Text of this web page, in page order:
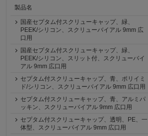
製品名
国産セプタム付スクリューキャップ、緑、
PEEK/シリコン、スクリューバイアル 9mm 広
口用
国産セプタム付スクリューキャップ、緑、
PEEK/シリコン、スリット付、スクリューバイ
アル 9mm 広口用
セプタム付スクリューキャップ、青、ポリイミ
ド/シリコン、スクリューバイアル 9mm 広口用
セプタム付スクリューキャップ、青、アルミパ
ッキン、スクリューバイアル 9mm 広口用
セプタム付スクリューキャップ、透明、PE、一
体型、スクリューバイアル 9mm 広口用